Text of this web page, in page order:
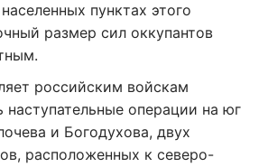
пунктах этого
размер сил оккупантов
российским войскам
наступательные операции на юг
и Богодухова, двух
расположенных к северо-